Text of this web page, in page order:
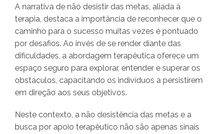
A narrativa de não desistir das metas, aliada à
terapia, destaca a importância de reconhecer que o
caminho para o sucesso muitas vezes é pontuado
por desafios. Ao invés de se render diante das
dificuldades, a abordagem terapêutica oferece um
espaço seguro para explorar, entender e superar os
obstáculos, capacitando os indivíduos a persistirem
em direção aos seus objetivos.
Neste contexto, a não desistência das metas e a
busca por apoio terapêutico não são apenas sinais